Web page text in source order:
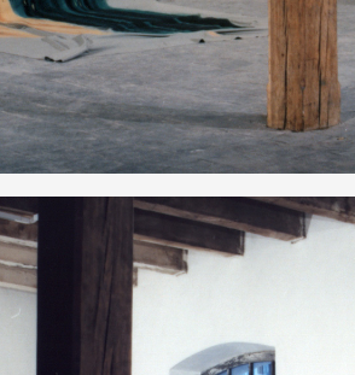
Production vidéo
Formation
Événements
1% œuvres dans
public